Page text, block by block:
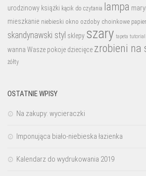
urodzinowy książki kącik do czytania lampa
mieszkanie niebieski okno ozdoby choinkowe papier
skandynawski styl sklepy szary tapeta tutorial
wanna Wasze pokoje dziecięce zrobieni na
żółty
OSTATNIE WPISY
Na zakupy: wycieraczki
Imponująca biało-niebieska łazienka
Kalendarz do wydrukowania 2019